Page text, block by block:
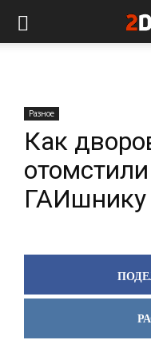
Разное
Как
ГАИшнику